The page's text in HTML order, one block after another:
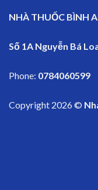
NHÀ THUỐC BÌNH
Số 1A Nguyễn Bá
Phone: 0784060599
Copyright 2026 ©